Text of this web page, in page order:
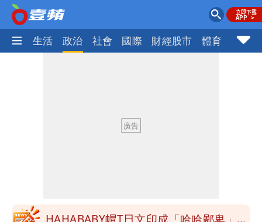
尚 生活 政治 社會 國際 財經股市 體育 壹蘋
知道颱風假要有依據
李逸洋批原爆典禮矮化台灣 長崎市：與